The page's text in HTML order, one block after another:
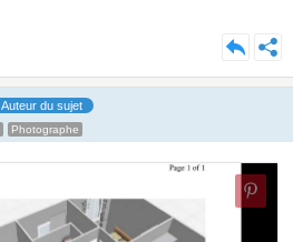
Auteur du sujet
Photographe